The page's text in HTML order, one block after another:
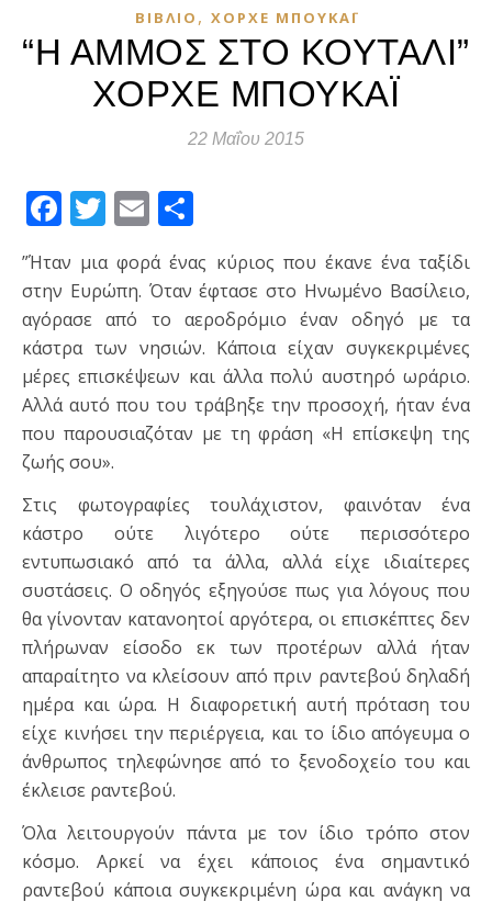
ΒΙΒΛΊΟ , ΧΌΡΧΕ ΜΠΟΥΚΆΙ
“Η ΑΜΜΟΣ ΣΤΟ ΚΟΥΤΑΛΙ”
ΧΟΡΧΕ ΜΠΟΥΚΑΪ
22 Μαΐου 2015
Facebook
Twitter
Email
”Ήταν μια φορά ένας κύριος που έκανε ένα ταξίδι
στην Ευρώπη. Όταν έφτασε στο Ηνωμένο Βασίλειο,
αγόρασε από το αεροδρόμιο έναν οδηγό με τα
κάστρα των νησιών. Κάποια είχαν συγκεκριμένες
μέρες επισκέψεων και άλλα πολύ αυστηρό ωράριο.
Αλλά αυτό που του τράβηξε την προσοχή, ήταν ένα
που παρουσιαζόταν με τη φράση «Η επίσκεψη της
ζωής σου».
Στις φωτογραφίες τουλάχιστον, φαινόταν ένα
κάστρο ούτε λιγότερο ούτε περισσότερο
εντυπωσιακό από τα άλλα, αλλά είχε ιδιαίτερες
συστάσεις. Ο οδηγός εξηγούσε πως για λόγους που
θα γίνονταν κατανοητοί αργότερα, οι επισκέπτες δεν
πλήρωναν είσοδο εκ των προτέρων αλλά ήταν
απαραίτητο να κλείσουν από πριν ραντεβού δηλαδή
ημέρα και ώρα. Η διαφορετική αυτή πρόταση του
είχε κινήσει την περιέργεια, και το ίδιο απόγευμα ο
άνθρωπος τηλεφώνησε από το ξενοδοχείο του και
έκλεισε ραντεβού.
Όλα λειτουργούν πάντα με τον ίδιο τρόπο στον
κόσμο. Αρκεί να έχει κάποιος ένα σημαντικό
ραντεβού κάποια συγκεκριμένη ώρα και ανάγκη να